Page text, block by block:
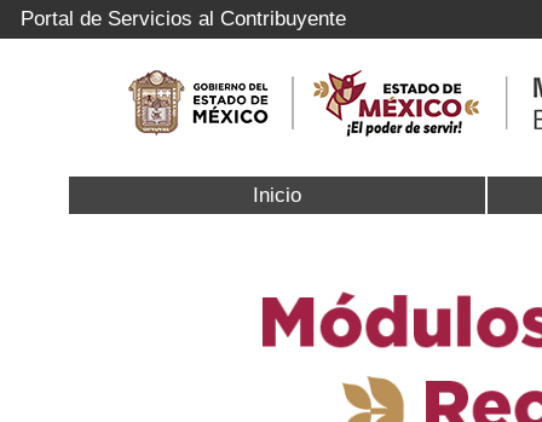
Portal de Servicios al Contribuyente
Inicio